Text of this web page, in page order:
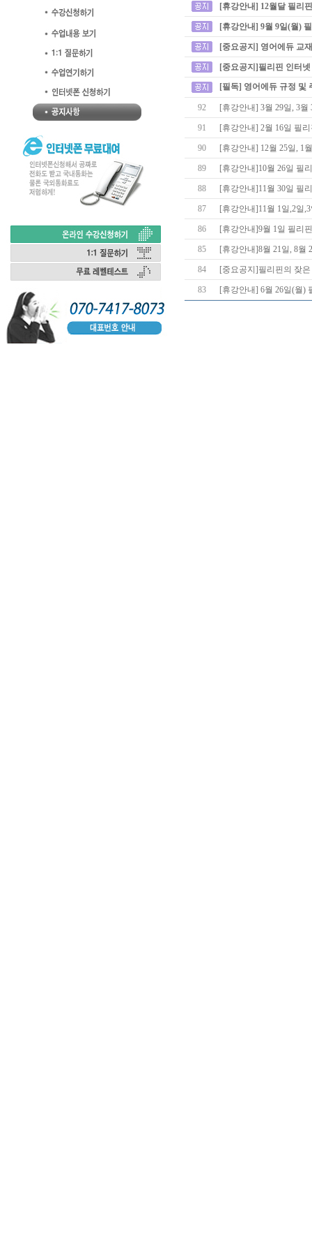
[휴강안내] 12월달 필리
[휴강안내] 9월 9일(월)
[중요공지] 영어에듀 교
[중요공지]필리핀 인터
[필독] 영어에듀 규정 및
92 [휴강안내] 3월 29일, 3
91 [휴강안내] 2월 16일 필
90 [휴강안내] 12월 25일, 1
89 [휴강안내]10월 26일 필
88 [휴강안내]11월 30일 필
87 [휴강안내]11월 1일,2일
86 [휴강안내]9월 1일 필리
85 [휴강안내]8월 21일, 8
84 [중요공지]필리핀의 잦
83 [휴강안내] 6월 26일(월)